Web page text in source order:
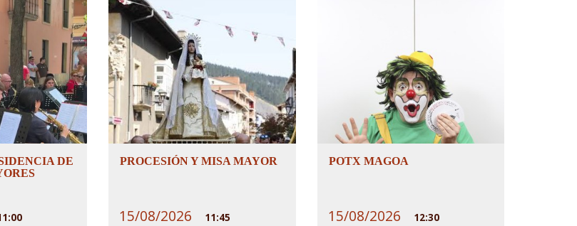
DE
PROCESIÓN Y MISA MAYOR
15/08/2026 11:45
POTX MAGOA
15/08/2026 12:30